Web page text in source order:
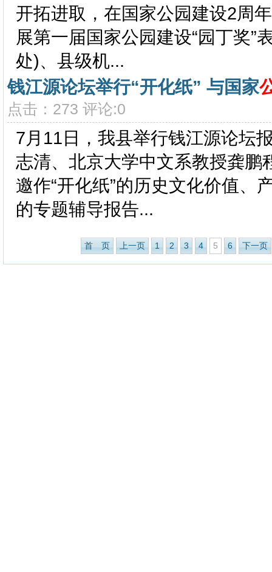
开拓进取，在国家公园建设2周
展第一届国家公园建设“园丁奖”
处)、县级机...
钱江源论坛举行“开化纸” 与国家
点击：273 评论:0
7月11日，我县举行钱江源论坛
志清、北京大学中文系教授龚鹏
邀作“开化纸”的历史文化价值、
的专题辅导报告...
首 页 上一页 1 2 3 4 5 6 下一页